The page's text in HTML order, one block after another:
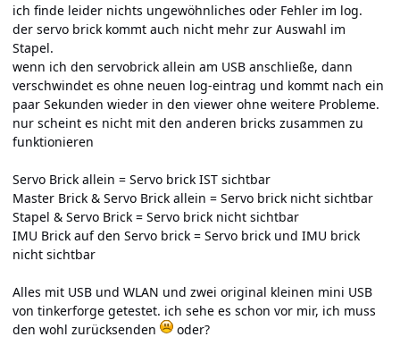
ich finde leider nichts ungewöhnliches oder Fehler im log.
der servo brick kommt auch nicht mehr zur Auswahl im
Stapel.
wenn ich den servobrick allein am USB anschließe, dann
verschwindet es ohne neuen log-eintrag und kommt nach ein
paar Sekunden wieder in den viewer ohne weitere Probleme.
nur scheint es nicht mit den anderen bricks zusammen zu
funktionieren
Servo Brick allein = Servo brick IST sichtbar
Master Brick & Servo Brick allein = Servo brick nicht sichtbar
Stapel & Servo Brick = Servo brick nicht sichtbar
IMU Brick auf den Servo brick = Servo brick und IMU brick
nicht sichtbar
Alles mit USB und WLAN und zwei original kleinen mini USB
von tinkerforge getestet. ich sehe es schon vor mir, ich muss
den wohl zurücksenden
oder?